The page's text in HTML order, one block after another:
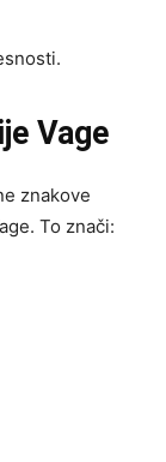
Vage
znakove
To znači: